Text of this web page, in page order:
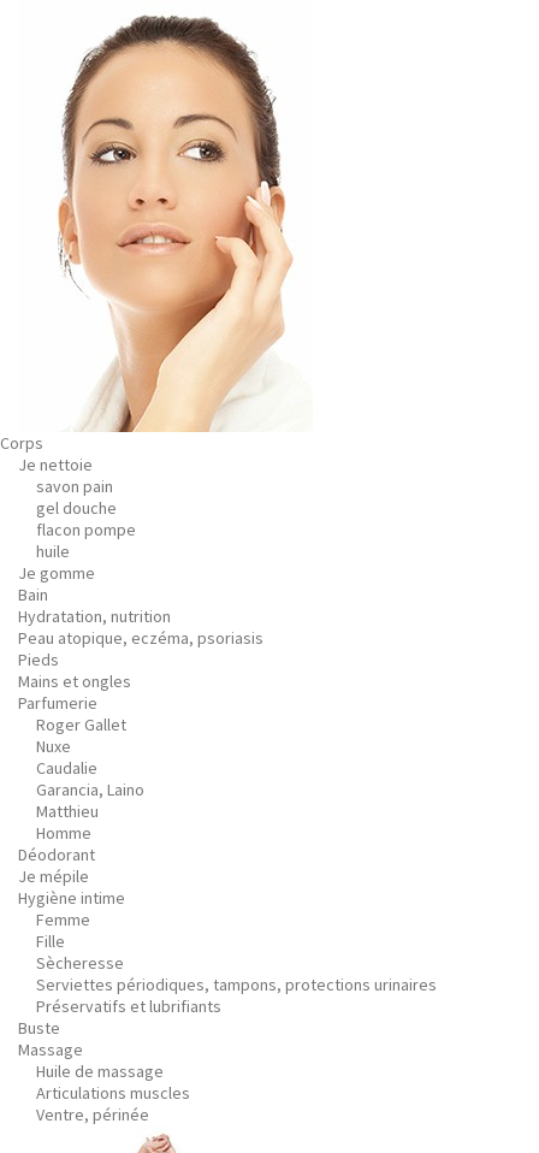
Corps
Je nettoie
savon pain
gel douche
flacon pompe
huile
Je gomme
Bain
Hydratation, nutrition
Peau atopique, eczéma, psoriasis
Pieds
Mains et ongles
Parfumerie
Roger Gallet
Nuxe
Caudalie
Garancia, Laino
Matthieu
Homme
Déodorant
Je mépile
Hygiène intime
Femme
Fille
Sècheresse
Serviettes périodiques, tampons, protections urinaires
Préservatifs et lubrifiants
Buste
Massage
Huile de massage
Articulations muscles
Ventre, périnée